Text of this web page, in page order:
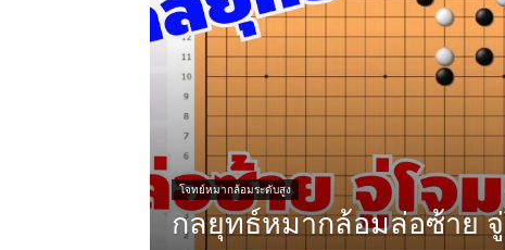
โจทย์หมากล้อมระดับสูง
กลยุทธ์หมากล้อมล่อซ้าย จู่